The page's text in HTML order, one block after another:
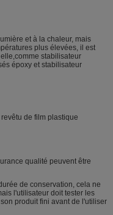
et à la chaleur, mais
plus élevées, il est
stabilisateur
époxy et stabilisateur
de film plastique
qualité peuvent être
de conservation, cela ne
l'utilisateur doit tester les
produit fini avant de l'utiliser